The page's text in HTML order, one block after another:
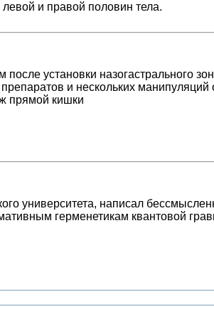
и правой половин тела.
установки назогастрального
и нескольких
прямой кишки
университета, написал
герменетикам квантовой